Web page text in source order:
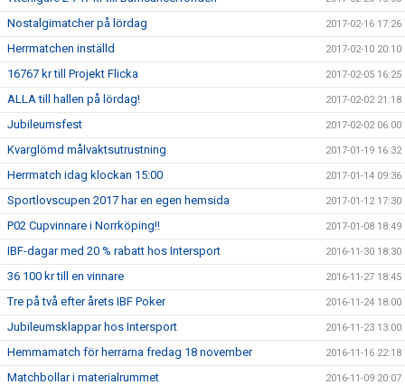
Nostalgimatcher på lördag 2017-02-16 17:26
Herrmatchen inställd 2017-02-10 20:10
16767 kr till Projekt Flicka 2017-02-05 16:25
ALLA till hallen på lördag! 2017-02-02 21:18
Jubileumsfest 2017-02-02 06:00
Kvarglömd målvaktsutrustning 2017-01-19 16:32
Herrmatch idag klockan 15:00 2017-01-14 09:36
Sportlovscupen 2017 har en egen hemsida 2017-01-12 17:30
P02 Cupvinnare i Norrköping!! 2017-01-08 18:49
IBF-dagar med 20 % rabatt hos Intersport 2016-11-30 18:30
36 100 kr till en vinnare 2016-11-27 18:45
Tre på två efter årets IBF Poker 2016-11-24 18:00
Jubileumsklappar hos Intersport 2016-11-23 13:00
Hemmamatch för herrarna fredag 18 november 2016-11-16 22:18
Matchbollar i materialrummet 2016-11-09 20:07